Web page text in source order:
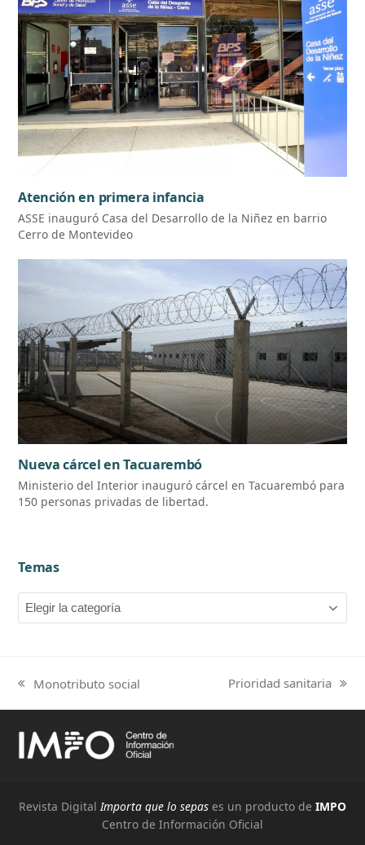
Atención en primera infancia
ASSE inauguró Casa del Desarrollo de la Niñez en barrio
Cerro de Montevideo
Nueva cárcel en Tacuarembó
Ministerio del Interior inauguró cárcel en Tacuarembó para
150 personas privadas de libertad.
Temas
Temas
previous
post:
Monotributo social
next
post:
Prioridad sanitaria
Revista DigitalImporta que lo sepas es un producto de IMPO
Centro de Información Oficial